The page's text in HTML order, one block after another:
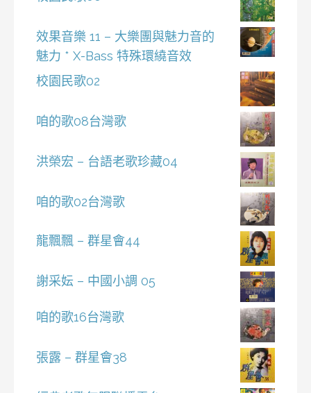
效果音樂 11 – 大樂團與魅力音的
魅力 * X-Bass 特殊環繞音效
校園民歌02
咱的歌08台灣歌
洪榮宏 – 台語老歌珍藏04
咱的歌02台灣歌
龍飄飄 – 群星會44
謝采妘 – 中國小調 05
咱的歌16台灣歌
張露 – 群星會38